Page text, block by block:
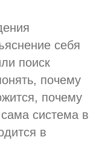
себя
поиск
почему
почему
система в
в